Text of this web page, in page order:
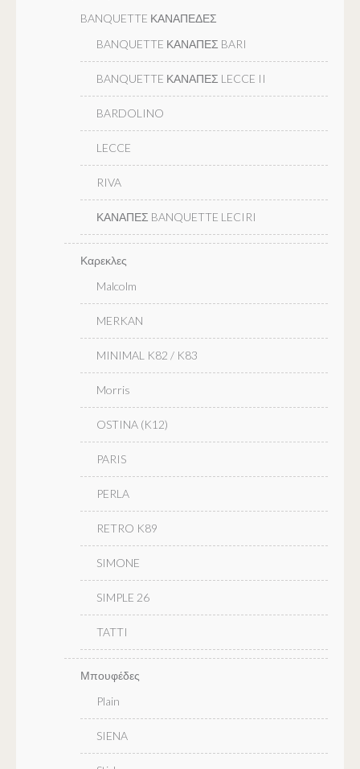
BANQUETTE ΚΑΝΑΠΕΔΕΣ
BANQUETTE ΚΑΝΑΠΕΣ BARI
BANQUETTE ΚΑΝΑΠΕΣ LECCE II
BARDOLINO
LECCE
RIVA
ΚΑΝΑΠΕΣ BANQUETTE LECIRI
Καρεκλες
Malcolm
MERKAN
MINIMAL K82 / K83
Morris
OSTINA (K12)
PARIS
PERLA
RETRO K89
SIMONE
SIMPLE 26
TATTI
Μπουφέδες
Plain
SIENA